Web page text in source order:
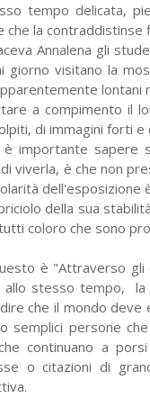
tempo delicata,
che la contraddistinse
Annalena gli
giorno visitano la
lontani
a compimento il
di immagini forti
è importante sapere
viverla, è che non
dell'esposizione
della sua
coloro che sono
è "Attraverso gli
stesso tempo, la
che il mondo
semplici persone
continuano a
o citazioni di